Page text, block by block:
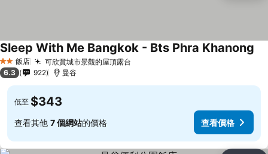
2 星級飯店 可欣賞城市景觀的屋頂露台
Sleep With Me Bangkok - Bts Phra Khanong
6.3 922 曼谷
低至 $343
查看其他 7 個網站的價格 查看價格